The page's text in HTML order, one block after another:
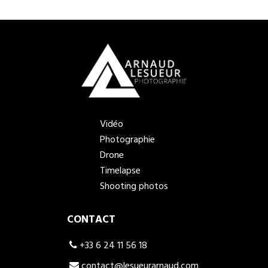
Vidéo
Photographie
Drone
Timelapse
Shooting photos
CONTACT
+33 6 24 11 56 18